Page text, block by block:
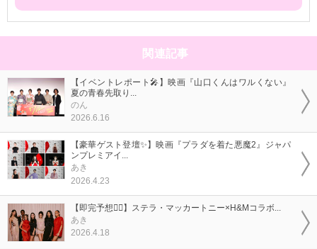
関連記事
【イベントレポート🎤】映画『山口くんはワルくない』
夏の青春先取り...
のん
2026.6.16
【豪華ゲスト登壇✨】映画『プラダを着た悪魔2』ジャパ
ンプレミアイ...
あき
2026.4.23
【即完予想❤️‍🔥】ステラ・マッカートニー×H&Mコラボ...
あき
2026.4.18